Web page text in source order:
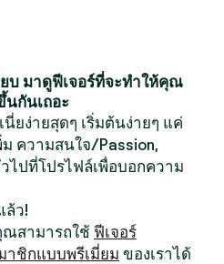
บ มาดูฟีเจอร์ที่จะทำให้คุณ
นกันเถอะ
นี่ยง่ายสุดๆ เริ่มต้นง่ายๆ แค่
ความสนใจ/Passion,
ไปที่โปรไฟล์เพื่อบอกความ
ล้ว!
สามารถใช้ ฟีเจอร์
าชิกแบบพรีเมี่ยม ของเราได้